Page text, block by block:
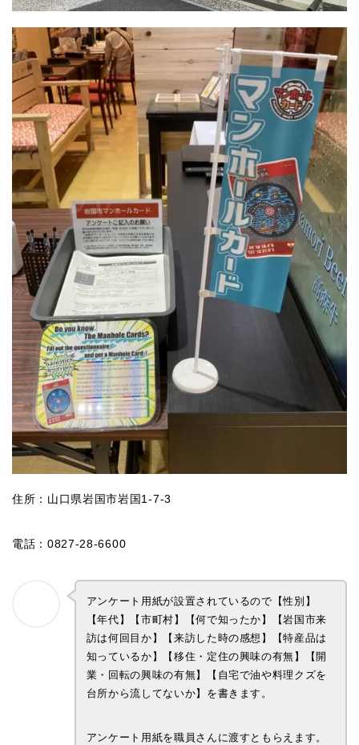
住所：山口県岩国市岩国1-7-3
電話：0827-28-6600
アンケート用紙が設置されているので【性別】
【年代】【市町村】【何で知ったか】【岩国市来
訪は何回目か】【来訪した時の感想】【特産品は
知っているか】【移住・定住の興味の有無】【開
業・回転の興味の有無】【自宅で油や料理クズを
台所から流してないか】を書きます。
アンケート用紙を職員さんに渡すともらえます。